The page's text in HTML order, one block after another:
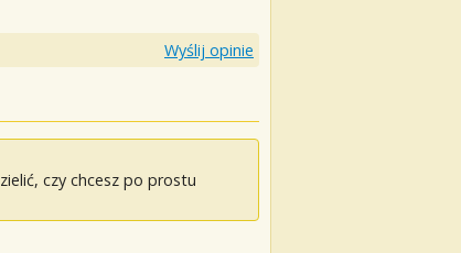
Wyślij opinie
czy chcesz po prostu